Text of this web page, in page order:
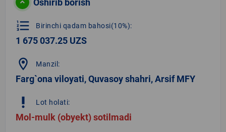
Oshirib borish
format_list_numbered Birinchi qadam bahosi(10%):
1 675 037.25 UZS
location_on Manzil:
Farg`ona viloyati, Quvasoy shahri, Arsif MFY
priority_high Lot holati:
Mol-mulk (obyekt) sotilmadi